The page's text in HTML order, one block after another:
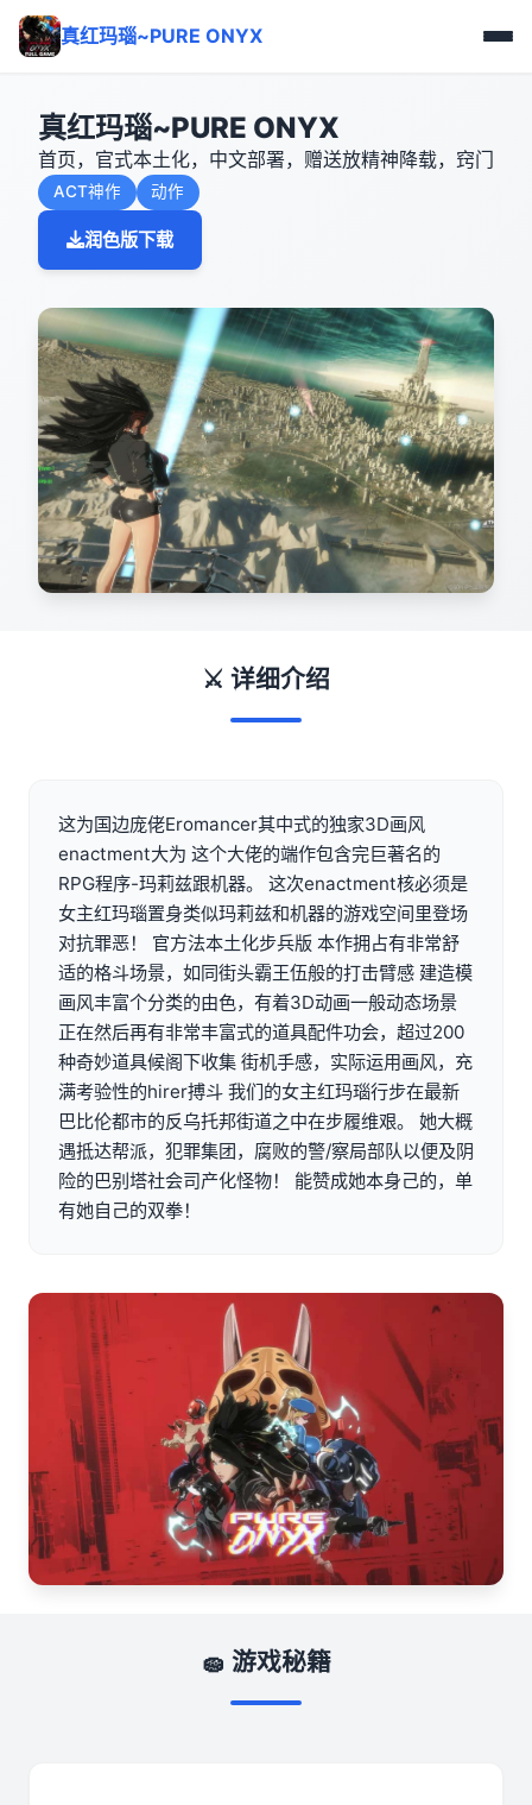
真红玛瑙~PURE ONYX
真红玛瑙~PURE ONYX
首页，官式本土化，中文部署，赠送放精神降载，窍门
ACT神作 动作
润色版下载
⚔️ 详细介绍
这为国边庞佬Eromancer其中式的独家3D画风
enactment大为 这个大佬的端作包含完巨著名的
RPG程序-玛莉兹跟机器。 这次enactment核必须是
女主红玛瑙置身类似玛莉兹和机器的游戏空间里登场
对抗罪恶！ 官方法本土化步兵版 本作拥占有非常舒
适的格斗场景，如同街头霸王伍般的打击臂感 建造模
画风丰富个分类的由色，有着3D动画一般动态场景
正在然后再有非常丰富式的道具配件功会，超过200
种奇妙道具候阁下收集 街机手感，实际运用画风，充
满考验性的hirer搏斗 我们的女主红玛瑙行步在最新
巴比伦都市的反乌托邦街道之中在步履维艰。 她大概
遇抵达帮派，犯罪集团，腐败的警/察局部队以便及阴
险的巴别塔社会司产化怪物！ 能赞成她本身己的，单
有她自己的双拳！
🧽 游戏秘籍